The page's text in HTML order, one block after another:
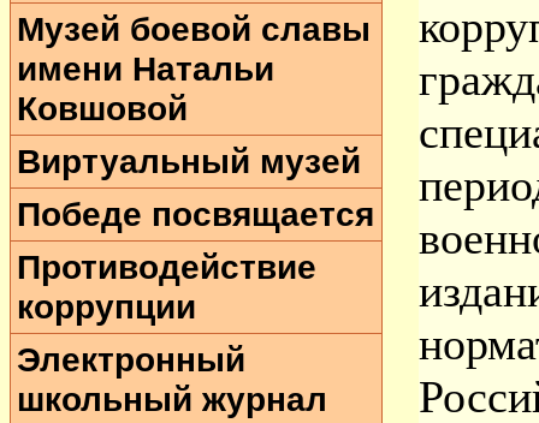
Музей боевой славы
имени Натальи
Ковшовой
Виртуальный музей
Победе посвящается
Противодействие
коррупции
Электронный
школьный журнал